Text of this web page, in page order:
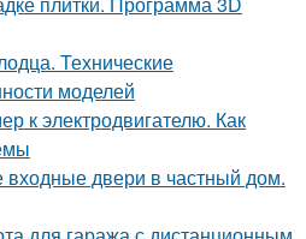
Технические
моделей
к электродвигателю. Как
входные двери в частный дом.